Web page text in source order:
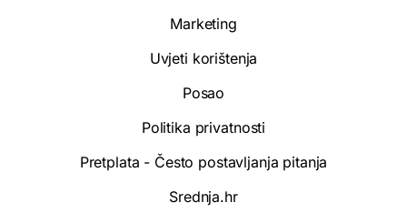
Marketing
Uvjeti korištenja
Posao
Politika privatnosti
Pretplata - Često postavljanja pitanja
Srednja.hr